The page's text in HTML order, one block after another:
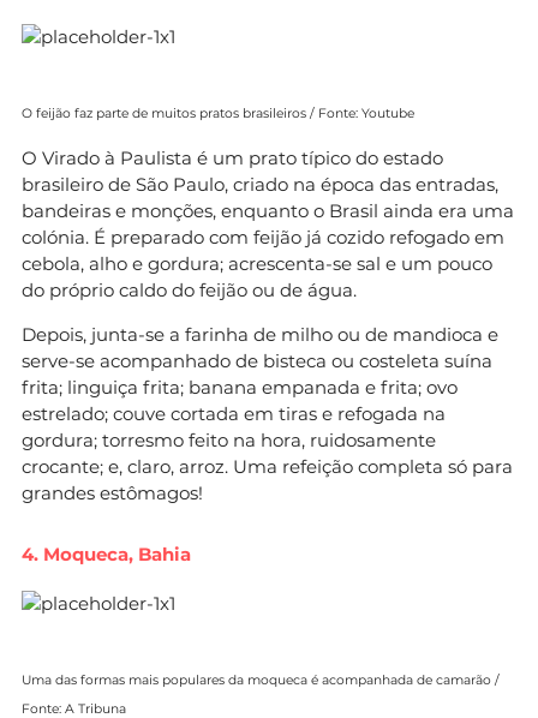
O feijão faz parte de muitos pratos brasileiros / Fonte: Youtube
O Virado à Paulista é um prato típico do estado
brasileiro de São Paulo, criado na época das entradas,
bandeiras e monções, enquanto o Brasil ainda era uma
colónia. É preparado com feijão já cozido refogado em
cebola, alho e gordura; acrescenta-se sal e um pouco
do próprio caldo do feijão ou de água.
Depois, junta-se a farinha de milho ou de mandioca e
serve-se acompanhado de bisteca ou costeleta suína
frita; linguiça frita; banana empanada e frita; ovo
estrelado; couve cortada em tiras e refogada na
gordura; torresmo feito na hora, ruidosamente
crocante; e, claro, arroz. Uma refeição completa só para
grandes estômagos!
4. Moqueca, Bahia
Uma das formas mais populares da moqueca é acompanhada de camarão /
Fonte: A Tribuna